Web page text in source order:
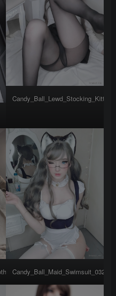
Candy_Ball_Maid_Swimsuit_032